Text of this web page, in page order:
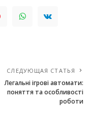
СЛЕДУЮЩАЯ СТАТЬЯ
Легальні ігрові автомати:
поняття та особливості
роботи